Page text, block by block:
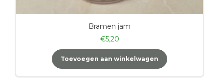
Bramen jam
€5,20
Toevoegen aan winkelwagen